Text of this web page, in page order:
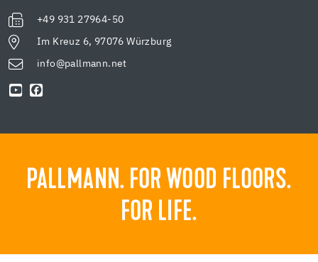
+49 931 27964-50
Im Kreuz 6, 97076 Würzburg
info@pallmann.net
PALLMANN. FOR WOOD FLOORS.
FOR LIFE.